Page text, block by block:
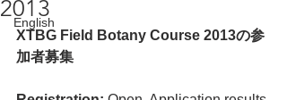
English
2013
XTBG Field Botany Course 2013の参
加者募集